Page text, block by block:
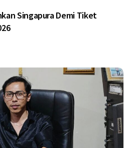
Singapura Demi Tiket